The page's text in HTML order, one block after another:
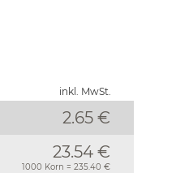
inkl. MwSt.
2.65€
23.54 €
1000 Korn = 235.40 €